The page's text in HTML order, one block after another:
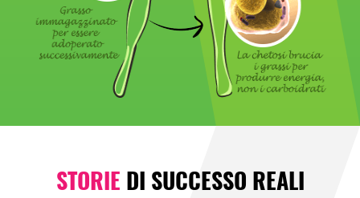
STORIE DI SUCCESSO REALI